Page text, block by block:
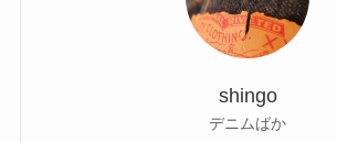
shingo
デニムばか